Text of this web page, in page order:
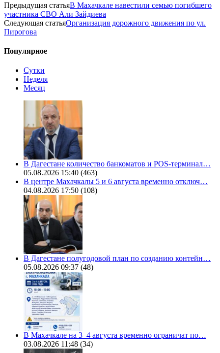
Предыдущая статьяВ Махачкале навестили семью погибшего
участника СВО Али Зайдиева
Следующая статьяОрганизация дорожного движения по ул.
Пирогова
Популярное
Сутки
Неделя
Месяц
В Дагестане количество банкоматов и POS-терминал…
05.08.2026 15:40 (463)
В центре Махачкалы 5 и 6 августа временно отключ…
04.08.2026 17:50 (108)
В Дагестане полугодовой план по созданию контейн…
05.08.2026 09:37 (48)
В Махачкале на 3–4 августа временно ограничат по…
03.08.2026 11:48 (34)